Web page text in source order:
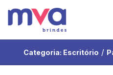
Categoria: Escritório /